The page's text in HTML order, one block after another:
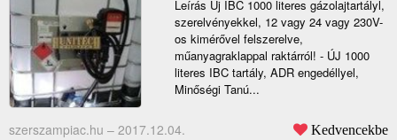
Leírás Új IBC 1000 literes gázolajtartályl,
szerelvényekkel, 12 vagy 24 vagy 230V-
os kimérővel felszerelve,
műanyagraklappal raktárról! - ÚJ 1000
literes IBC tartály, ADR engedéllyel,
Minőségi Tanú...
szerszampiac.hu – 2017.12.04. Kedvencekbe